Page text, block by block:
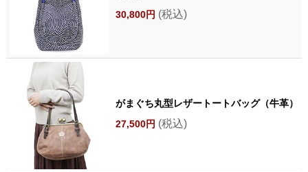
30,800円 (税込)
がまぐち丸型レザートートバッグ（牛革）
27,500円 (税込)